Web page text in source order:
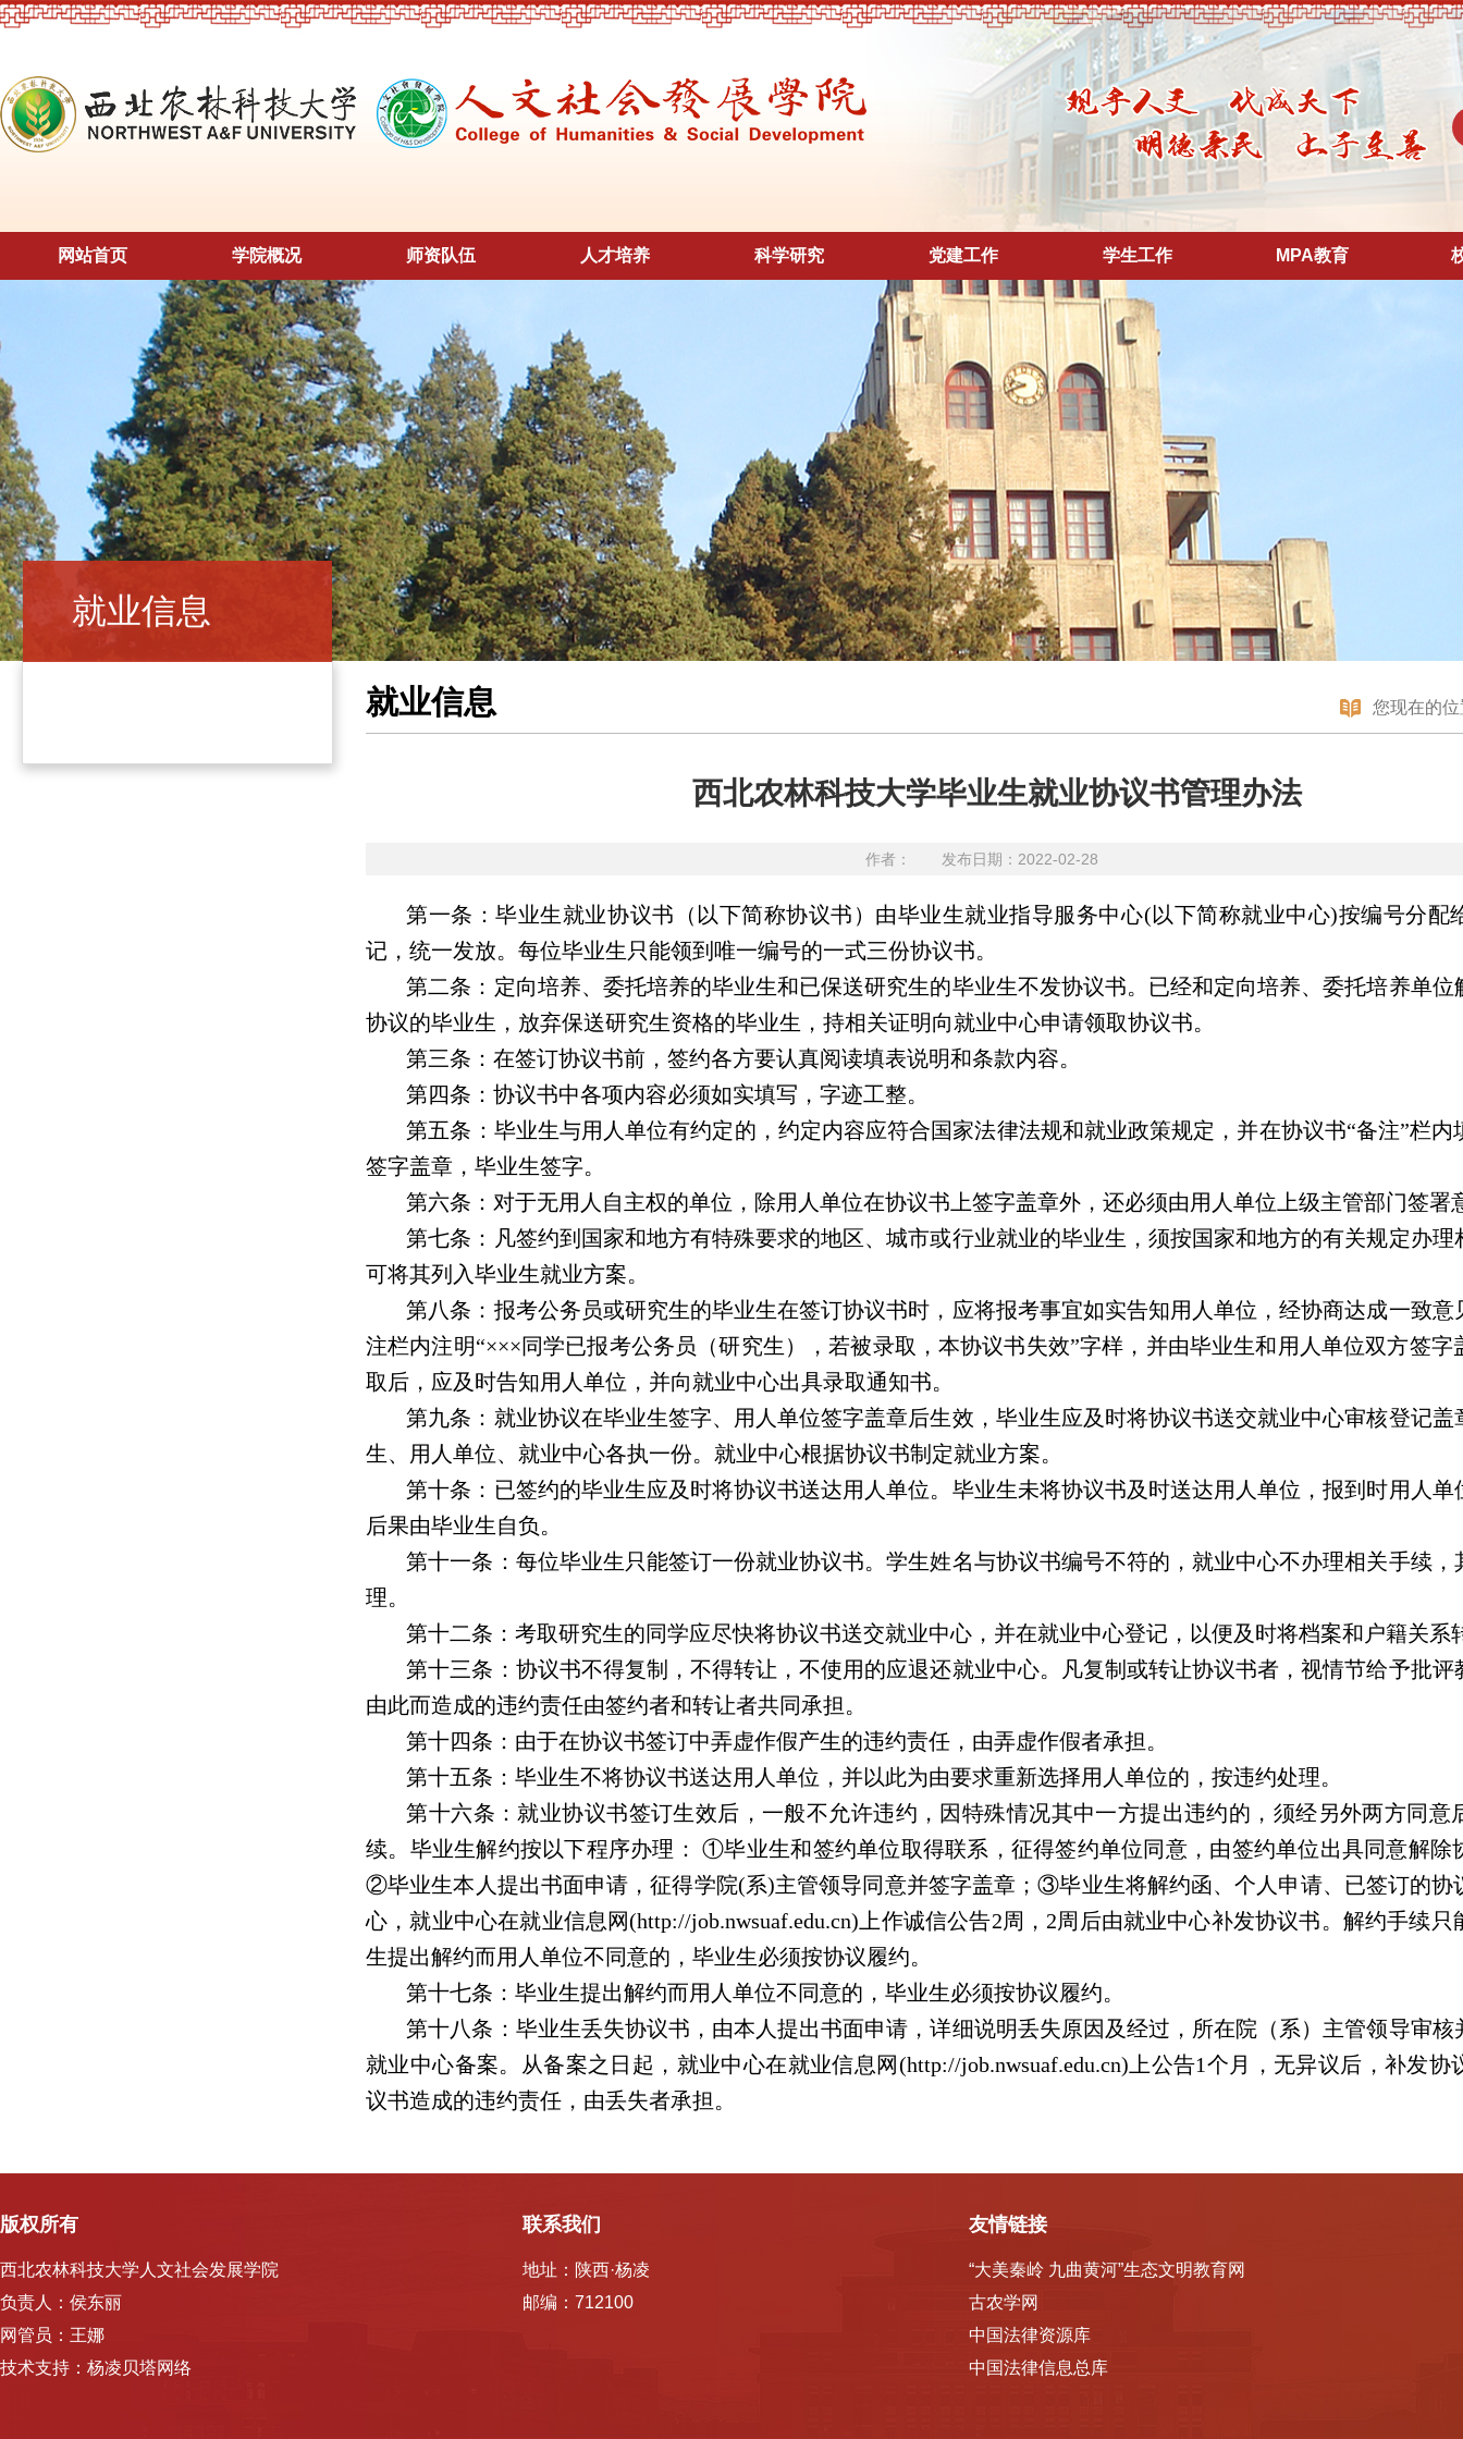
网站首页 学院概况 师资队伍 人才培养 科学研究 党建工作 学生工作 MPA教育
就业信息
您现在的
就业信息
西北农林科技大学毕业生就业协议书管理办法
作者： 发布日期：2022-02-28
第一条：毕业生就业协议书（以下简称协议书）由毕业生就业指导服务中心(以下简称就业中心)按编号分配
记，统一发放。每位毕业生只能领到唯一编号的一式三份协议书。
第二条：定向培养、委托培养的毕业生和已保送研究生的毕业生不发协议书。已经和定向培养、委托培养单位
协议的毕业生，放弃保送研究生资格的毕业生，持相关证明向就业中心申请领取协议书。
第三条：在签订协议书前，签约各方要认真阅读填表说明和条款内容。
第四条：协议书中各项内容必须如实填写，字迹工整。
第五条：毕业生与用人单位有约定的，约定内容应符合国家法律法规和就业政策规定，并在协议书“备注”栏内
签字盖章，毕业生签字。
第六条：对于无用人自主权的单位，除用人单位在协议书上签字盖章外，还必须由用人单位上级主管部门签署
第七条：凡签约到国家和地方有特殊要求的地区、城市或行业就业的毕业生，须按国家和地方的有关规定办理
可将其列入毕业生就业方案。
第八条：报考公务员或研究生的毕业生在签订协议书时，应将报考事宜如实告知用人单位，经协商达成一致意
注栏内注明“×××同学已报考公务员（研究生），若被录取，本协议书失效”字样，并由毕业生和用人单位双方签字
取后，应及时告知用人单位，并向就业中心出具录取通知书。
第九条：就业协议在毕业生签字、用人单位签字盖章后生效，毕业生应及时将协议书送交就业中心审核登记盖
生、用人单位、就业中心各执一份。就业中心根据协议书制定就业方案。
第十条：已签约的毕业生应及时将协议书送达用人单位。毕业生未将协议书及时送达用人单位，报到时用人单
后果由毕业生自负。
第十一条：每位毕业生只能签订一份就业协议书。学生姓名与协议书编号不符的，就业中心不办理相关手续，
理。
第十二条：考取研究生的同学应尽快将协议书送交就业中心，并在就业中心登记，以便及时将档案和户籍关系
第十三条：协议书不得复制，不得转让，不使用的应退还就业中心。凡复制或转让协议书者，视情节给予批评
由此而造成的违约责任由签约者和转让者共同承担。
第十四条：由于在协议书签订中弄虚作假产生的违约责任，由弄虚作假者承担。
第十五条：毕业生不将协议书送达用人单位，并以此为由要求重新选择用人单位的，按违约处理。
第十六条：就业协议书签订生效后，一般不允许违约，因特殊情况其中一方提出违约的，须经另外两方同意
续。毕业生解约按以下程序办理： ①毕业生和签约单位取得联系，征得签约单位同意，由签约单位出具同意解除
②毕业生本人提出书面申请，征得学院(系)主管领导同意并签字盖章；③毕业生将解约函、个人申请、已签订的协
心，就业中心在就业信息网(http://job.nwsuaf.edu.cn)上作诚信公告2周，2周后由就业中心补发协议书。解约手续
生提出解约而用人单位不同意的，毕业生必须按协议履约。
第十七条：毕业生提出解约而用人单位不同意的，毕业生必须按协议履约。
第十八条：毕业生丢失协议书，由本人提出书面申请，详细说明丢失原因及经过，所在院（系）主管领导审核
就业中心备案。从备案之日起，就业中心在就业信息网(http://job.nwsuaf.edu.cn)上公告1个月，无异议后，补发协
议书造成的违约责任，由丢失者承担。
版权所有
西北农林科技大学人文社会发展学院
负责人：侯东丽
网管员：王娜
技术支持：杨凌贝塔网络
联系我们
地址：陕西·杨凌
邮编：712100
友情链接
“大美秦岭 九曲黄河”生态文明教育网
古农学网
中国法律资源库
中国法律信息总库